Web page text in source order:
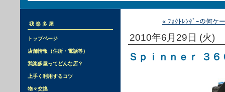
我楽多屋
トップページ
店舗情報（住所・電話等）
我楽多屋ってどんな店？
上手く利用するコツ
物々交換
« ﾌｫｸﾄﾚﾝﾀﾞｰの何ケ
2010年6月29日 (火)
Ｓｐｉｎｎｅｒ ３６